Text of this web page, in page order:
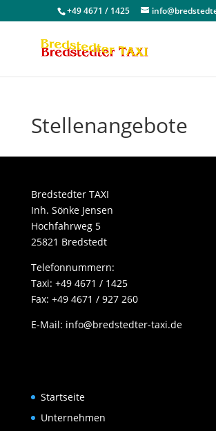
+49 4671 / 1425
Stellenangebote
Bredstedter TAXI
Inh. Sönke Jensen
Hochfahrweg 5
25821 Bredstedt
Telefonnummern:
Taxi: +49 4671 / 1425
Fax: +49 4671 / 927 260
E-Mail: info@bredstedter-taxi.de
Startseite
Unternehmen